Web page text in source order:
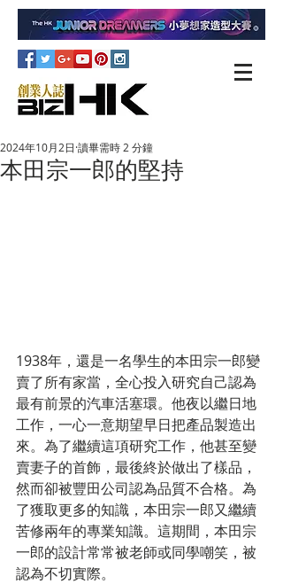
本田宗一郎的堅持
2024年10月2日 讀畢需時 2 分鐘
1938年，還是一名學生的本田宗一郎變
賣了所有家當，全心投入研究自己認為
最有前景的汽車活塞環。他夜以繼日地
工作，一心一意期望早日把產品製造出
來。為了繼續這項研究工作，他甚至變
賣妻子的首飾，最後終於做出了樣品，
然而卻被豐田公司認為品質不合格。為
了獲取更多的知識，本田宗一郎又繼續
苦修兩年的專業知識。這期間，本田宗
一郎的設計常常被老師或同學嘲笑，被
認為不切實際。